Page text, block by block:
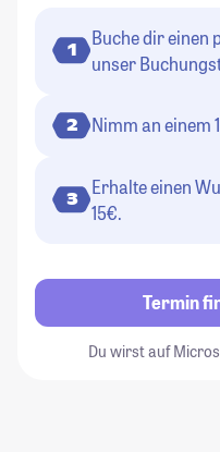
1
Buche dir einen
unser
2 Nimm an einem
3
Erhalte einen
15€.
Termin
Du wirst auf